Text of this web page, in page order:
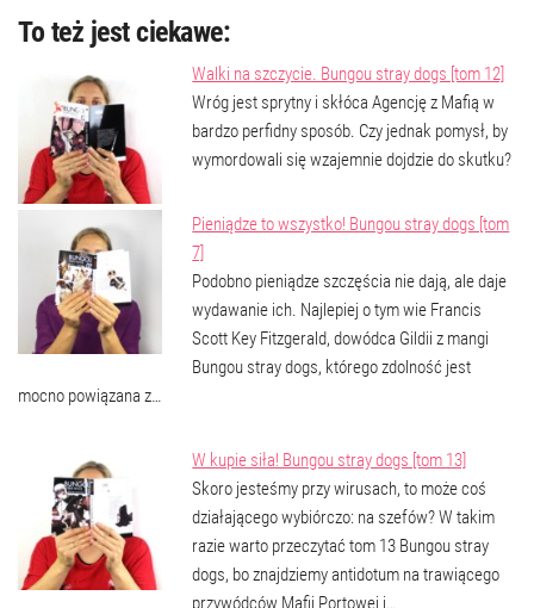
To też jest ciekawe:
Walki na szczycie. Bungou stray dogs [tom 12]
Wróg jest sprytny i skłóca Agencję z Mafią w
bardzo perfidny sposób. Czy jednak pomysł, by
wymordowali się wzajemnie dojdzie do skutku?
Pieniądze to wszystko! Bungou stray dogs [tom
7]
Podobno pieniądze szczęścia nie dają, ale daje
wydawanie ich. Najlepiej o tym wie Francis
Scott Key Fitzgerald, dowódca Gildii z mangi
Bungou stray dogs, którego zdolność jest
mocno powiązana z…
W kupie siła! Bungou stray dogs [tom 13]
Skoro jesteśmy przy wirusach, to może coś
działającego wybiórczo: na szefów? W takim
razie warto przeczytać tom 13 Bungou stray
dogs, bo znajdziemy antidotum na trawiącego
przywódców Mafii Portowej i…